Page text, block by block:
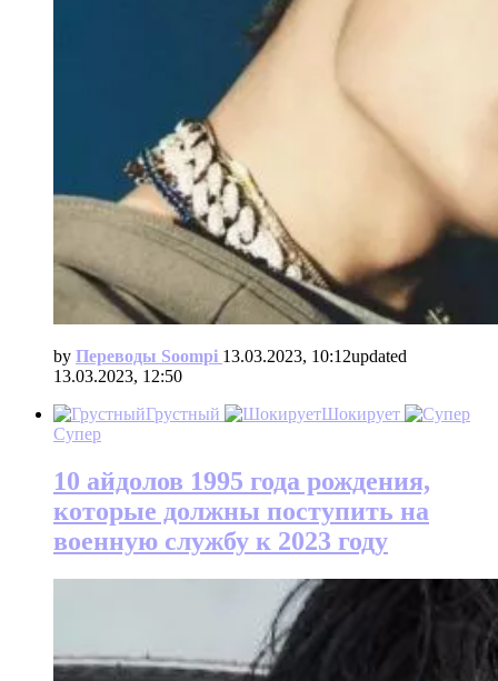
by Переводы Soompi 13.03.2023, 10:12updated
13.03.2023, 12:50
Грустный
Шокирует
Супер
10 айдолов 1995 года рождения,
которые должны поступить на
военную службу к 2023 году